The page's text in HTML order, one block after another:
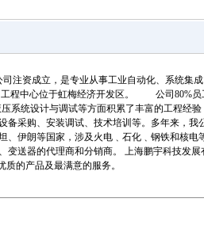
注资成立，是专业从事工业自动化、系统集
工程中心位于虹梅经济开发区。 公司80%员
系统设计与调试等方面积累了丰富的工程经
采购、安装调试、技术培训等。多年来，我
、伊朗等国家，涉及火电﹑石化﹑钢铁和核电
送器的代理商和分销商。 上海鹏宇科技发展
的产品及最满意的服务。